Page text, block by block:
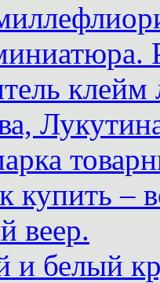
купить –
веер.
и белый